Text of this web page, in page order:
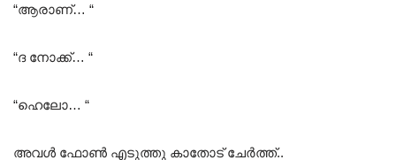
“ആരാണ്… “
“ദ നോക്ക്… “
“ഹെലോ… “
അവൾ ഫോൺ എടുത്തു കാതോട് ചേർത്ത്..